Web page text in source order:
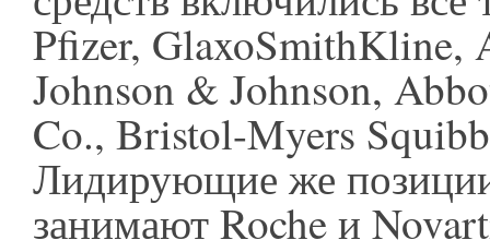
Pfizer, GlaxoSmithKline,
Johnson & Johnson,
Co., Bristol-Myers
Лидирующие же
занимают Roche и